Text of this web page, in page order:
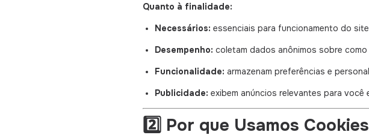
Quanto à finalidade:
Necessários: essenciais para funcionamento do
Desempenho: coletam dados anônimos sobre
Funcionalidade: armazenam preferências e
Publicidade: exibem anúncios relevantes para você
2️⃣ Por que Usamos